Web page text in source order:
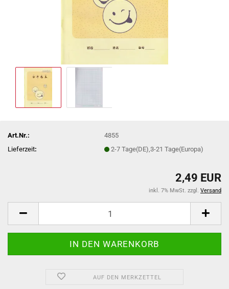
Art.Nr.:
4855
Lieferzeit: 2-7 Tage(DE),3-21 Tage(Europa)
2,49 EUR
inkl. 7% MwSt. zzgl. Versand
AUF DEN MERKZETTEL